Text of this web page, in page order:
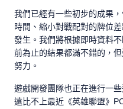
我們已經有一些初步的成果
時間、縮小對戰配對的牌位
發生。我們將根據即時資料
前為止的結果都滿不錯的，
努力。
遊戲開發團隊也正在進行一
遠比不上最近《英雄聯盟》